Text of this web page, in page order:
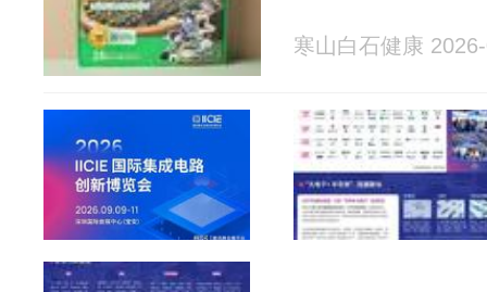
寒山白石健康